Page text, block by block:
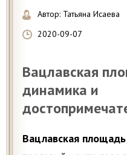
Автор: Татьяна Исаева
2020-09-07
Вацлавская
динамика и
Вацлавская